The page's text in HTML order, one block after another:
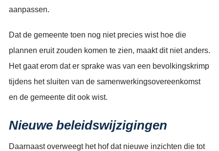
aanpassen.
Dat de gemeente toen nog niet precies wist hoe die
plannen eruit zouden komen te zien, maakt dit niet anders.
Het gaat erom dat er sprake was van een bevolkingskrimp
tijdens het sluiten van de samenwerkingsovereenkomst
en de gemeente dit ook wist.
Nieuwe beleidswijzigingen
Daarnaast overweegt het hof dat nieuwe inzichten die tot